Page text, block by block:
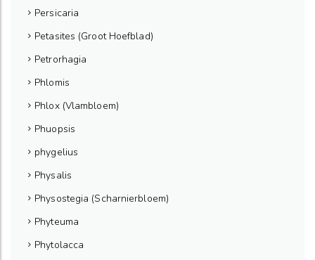
Persicaria
Petasites (Groot Hoefblad)
Petrorhagia
Phlomis
Phlox (Vlambloem)
Phuopsis
phygelius
Physalis
Physostegia (Scharnierbloem)
Phyteuma
Phytolacca